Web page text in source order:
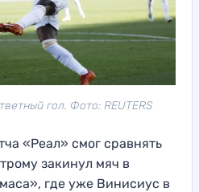
гол. Фото: REUTERS
«Реал» смог сравнять
закинул мяч в
где уже Винисиус в